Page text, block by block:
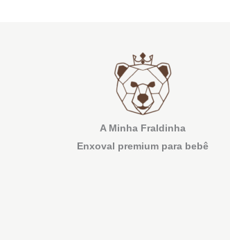
A Minha Fraldinha
Enxoval premium para bebê